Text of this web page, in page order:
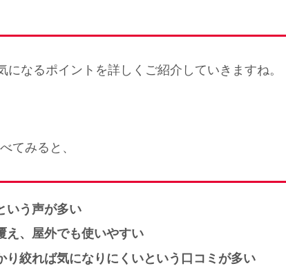
なるポイントを詳しくご紹介していきますね。
てみると、
いう声が多い
え、屋外でも使いやすい
り絞れば気になりにくいという口コミが多い